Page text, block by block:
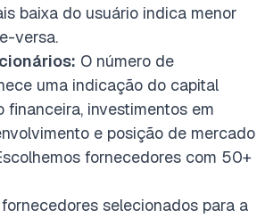
baixa do usuário indica menor
versa.
O número de
uma indicação do capital
financeira, investimentos em
e posição de mercado
fornecedores com 50+
selecionados para a